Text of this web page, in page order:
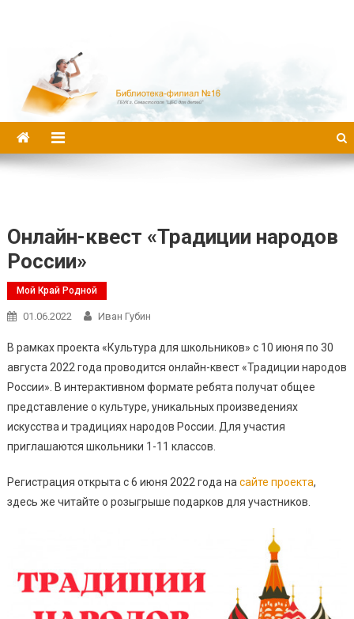
Онлайн-квест «Традиции народов
России»
Мой Край Родной
01.06.2022 Иван Губин
В рамках проекта «Культура для школьников» с 10 июня по 30
августа 2022 года проводится онлайн-квест «Традиции народов
России». В интерактивном формате ребята получат общее
представление о культуре, уникальных произведениях
искусства и традициях народов России. Для участия
приглашаются школьники 1-11 классов.
Регистрация открыта с 6 июня 2022 года на сайте проекта,
здесь же читайте о розыгрыше подарков для участников.